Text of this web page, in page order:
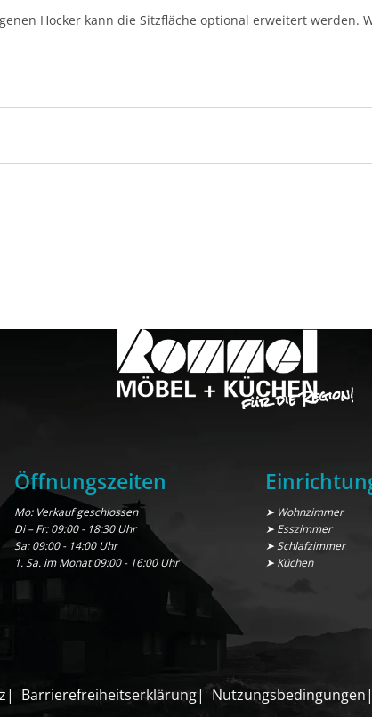
Hocker kann die Sitzfläche optional erweitert
Öffnungszeiten
Mo: Verkauf geschlossen
Di – Fr: 09:00 - 18:30 Uhr
Sa: 09:00 - 14:00 Uhr
1. Sa. im Monat 09:00 - 16:00 Uhr
➤ Wohnzimmer
➤ Esszimmer
➤ Schlafzimmer
➤ Küchen
Barrierefreiheitserklärung Nutzungsbedingungen